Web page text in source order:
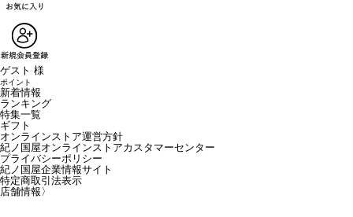
ゲスト 様
ポイント
新着情報
ランキング
特集一覧
ギフト
オンラインストア運営方針
紀ノ国屋オンラインストアカスタマーセンター
プライバシーポリシー
紀ノ国屋企業情報サイト
特定商取引法表示
店舗情報 〉